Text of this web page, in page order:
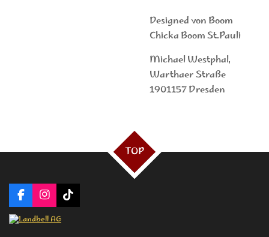
Designed von Boom
Chicka Boom St.Pauli
Michael Westphal,
Warthaer Straße
1901157 Dresden
TOP
F
a
c
I
n
s
T
i